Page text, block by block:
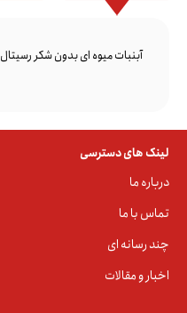
آبنبات میوه ای بدون شکر رسیتال
لینک های دسترسی
درباره ما
تماس با ما
چند رسانه ای
اخبار و مقالات